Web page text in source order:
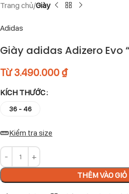
Trang chủ Giày
Adidas
Giày adidas Adizero Evo
Từ3.490.000 ₫
KÍCH THƯỚC
36 - 46
Kiểm tra size
THÊM VÀO